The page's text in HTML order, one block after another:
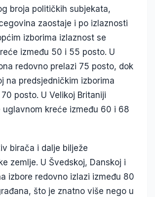
broja političkih subjekata,
zaostaje i po izlaznosti
izborima izlaznost se
između 50 i 55 posto. U
redovno prelazi 75 posto, dok
na predsjedničkim izborima
posto. U Velikoj Britaniji
uglavnom kreće između 60 i 68
birača i dalje bilježe
zemlje. U Švedskoj, Danskoj i
izbore redovno izlazi između 80
što je znatno više nego u